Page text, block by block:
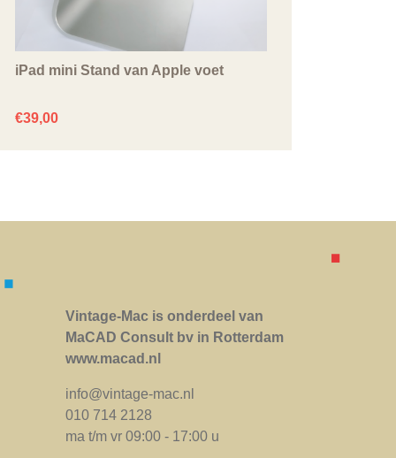
iPad mini Stand van Apple voet
€39,00
Vintage-Mac is onderdeel van
MaCAD Consult bv in Rotterdam
www.macad.nl
info@vintage-mac.nl
010 714 2128
ma t/m vr 09:00 - 17:00 u